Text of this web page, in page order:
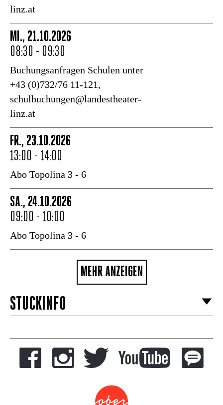
linz.at
MI., 21.10.2026
08:30 - 09:30
Buchungsanfragen Schulen unter
+43 (0)732/76 11-121,
schulbuchungen@landestheater-
linz.at
FR., 23.10.2026
13:00 - 14:00
Abo Topolina 3 - 6
SA., 24.10.2026
09:00 - 10:00
Abo Topolina 3 - 6
MEHR ANZEIGEN
STÜCKINFO